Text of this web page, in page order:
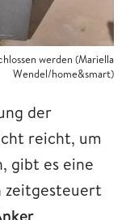
werden (Mariella
Wendel/home&smart)
der
reicht, um
gibt es eine
zeitgesteuert